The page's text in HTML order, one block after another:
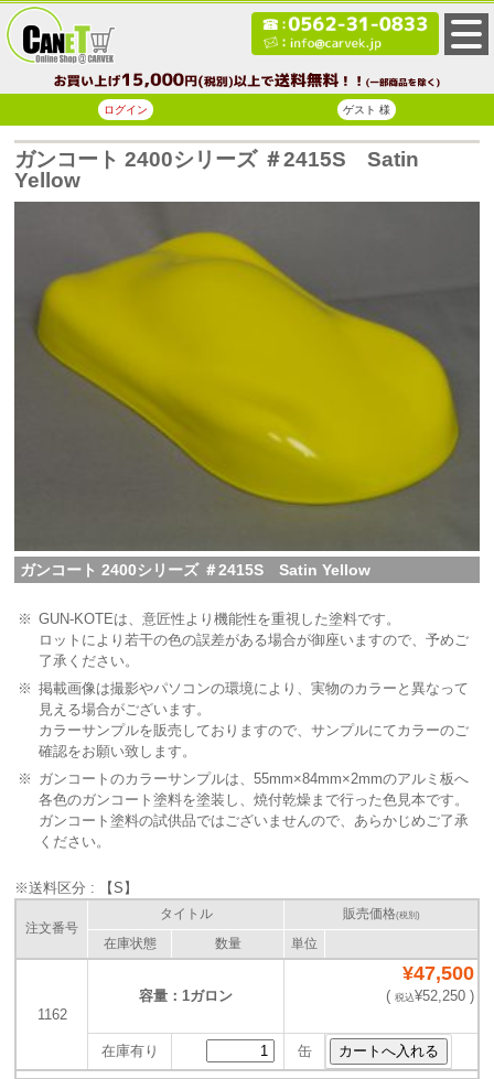
ログイン ゲスト 様
ガンコート 2400シリーズ ＃2415S Satin
Yellow
ガンコート 2400シリーズ ＃2415S Satin Yellow
※ GUN-KOTEは、意匠性より機能性を重視した塗料です。
ロットにより若干の色の誤差がある場合が御座いますので、予めご
了承ください。
※ 掲載画像は撮影やパソコンの環境により、実物のカラーと異なって
見える場合がございます。
カラーサンプルを販売しておりますので、サンプルにてカラーのご
確認をお願い致します。
※ ガンコートのカラーサンプルは、55mm×84mm×2mmのアルミ板へ
各色のガンコート塗料を塗装し、焼付乾燥まで行った色見本です。
ガンコート塗料の試供品ではございませんので、あらかじめご了承
ください。
※送料区分 : 【S】
注文番号
タイトル 販売価格(税別)
在庫状態 数量 単位
1162
容量：1ガロン
¥47,500
( 税込¥52,250 )
在庫有り 缶